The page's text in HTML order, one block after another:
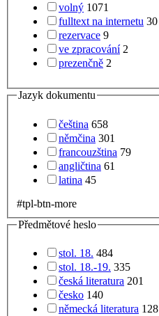
volný 1071
fulltext na internetu 30
rezervace 9
ve zpracování 2
prezenčně 2
Jazyk dokumentu
čeština 658
němčina 301
francouzština 79
angličtina 61
latina 45
#tpl-btn-more
Předmětové heslo
stol. 18. 484
stol. 18.-19. 335
česká literatura 201
česko 140
německá literatura 128